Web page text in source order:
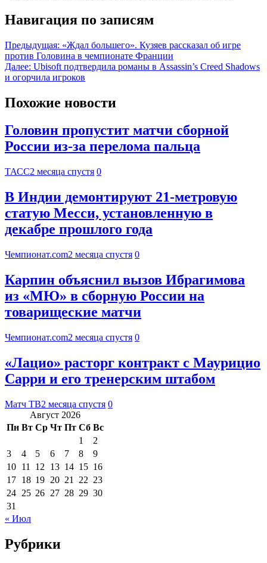
Навигация по записям
Предыдущая: «Ждал большего». Кузяев рассказал об игре
против Головина в чемпионате Франции
Далее: Ubisoft подтвердила романы в Assassin’s Creed Shadows
и огорчила игроков
Похожие новости
Головин пропустит матчи сборной
России из-за перелома пальца
ТАСС2 месяца спустя 0
В Индии демонтируют 21-метровую
статую Месси, установленную в
декабре прошлого года
Чемпионат.com2 месяца спустя 0
Карпин объяснил вызов Ибрагимова
из «МЮ» в сборную России на
товарищеские матчи
Чемпионат.com2 месяца спустя 0
«Лацио» расторг контракт с Маурицио
Сарри и его тренерским штабом
Матч ТВ2 месяца спустя 0
Август 2026
Пн Вт Ср Чт Пт Сб Вс
1
2
3
4 5 6 7 8
9
10 11 12 13 14 15 16
17 18 19 20 21 22 23
24 25 26 27 28 29 30
31
« Июл
Рубрики